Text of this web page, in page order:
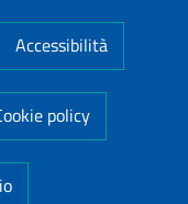
Accessibilità
policy